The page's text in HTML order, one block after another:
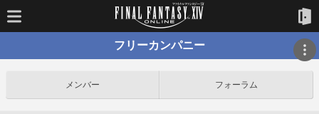
フリーカンパニー
メンバー フォーラム